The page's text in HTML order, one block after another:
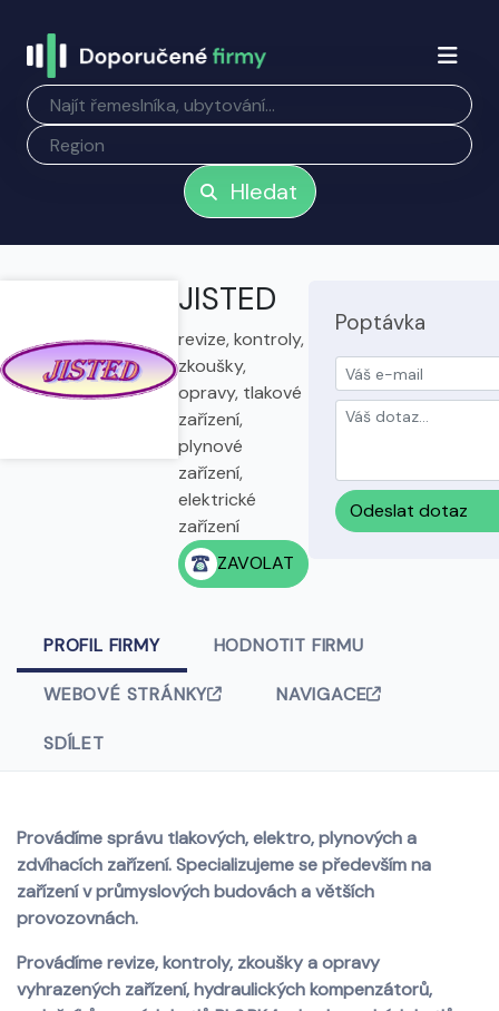
Hledat
JISTED
revize, kontroly,
zkoušky,
opravy, tlakové
zařízení,
plynové
zařízení,
elektrické
zařízení
ZAVOLAT
Poptávka
Odeslat dotaz
PROFIL FIRMY HODNOTIT FIRMU
WEBOVÉ STRÁNKY NAVIGACE
SDÍLET
Provádíme správu tlakových, elektro, plynových a
zdvíhacích zařízení. Specializujeme se především na
zařízení v průmyslových budovách a větších
provozovnách.
Provádíme revize, kontroly, zkoušky a opravy
vyhrazených zařízení, hydraulických kompenzátorů,